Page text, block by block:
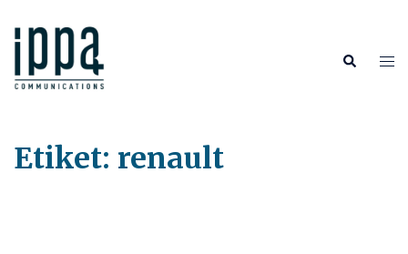
atla
Search
Etiket: renault